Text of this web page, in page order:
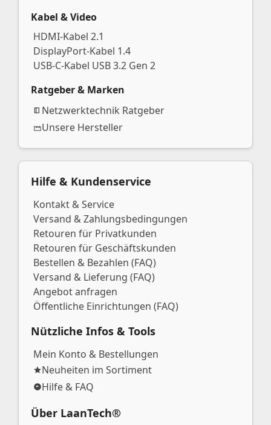
Kabel & Video
HDMI-Kabel 2.1
DisplayPort-Kabel 1.4
USB-C-Kabel USB 3.2 Gen 2
Ratgeber & Marken
Netzwerktechnik Ratgeber
Unsere Hersteller
Hilfe & Kundenservice
Kontakt & Service
Versand & Zahlungsbedingungen
Retouren für Privatkunden
Retouren für Geschäftskunden
Bestellen & Bezahlen (FAQ)
Versand & Lieferung (FAQ)
Angebot anfragen
Öffentliche Einrichtungen (FAQ)
Nützliche Infos & Tools
Mein Konto & Bestellungen
Neuheiten im Sortiment
Hilfe & FAQ
Über LaanTech®